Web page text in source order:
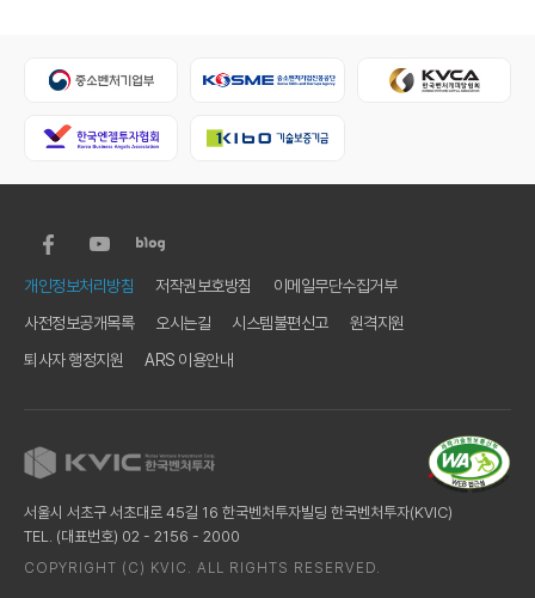
하
유
틸
개인정보처리방침 저작권보호방침
이메일무단수집거부
사전정보공개목록
오시는길 시스템불편신고
원격지원
퇴사자 행정지원
ARS 이용안내
서울시 서초구 서초대로 45길 16 한국벤처투자빌딩 한국벤처투자(KVIC)
TEL. (대표번호) 02 - 2156 - 2000
COPYRIGHT (C) KVIC. ALL RIGHTS RESERVED.